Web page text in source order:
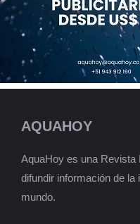
AQUAHOY
AquaHoy es una Revista
difundir información de
mundo.